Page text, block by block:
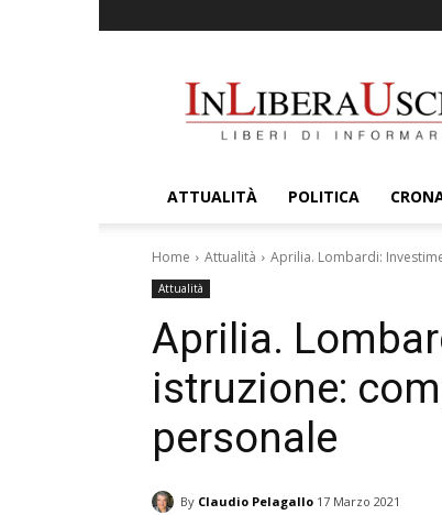
ATTUALITÀ POLITICA
Home Attualità Aprilia. Lombardi:
Attualità
Aprilia.
istruzione:
personale
By Claudio Pelagallo 17 Marzo 2021